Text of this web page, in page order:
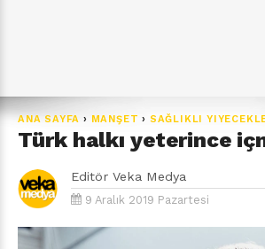
ANA SAYFA › MANŞET › SAĞLIKLI
Türk halkı yeterince
Editör Veka Medya
9 Aralık 2019 Pazartesi